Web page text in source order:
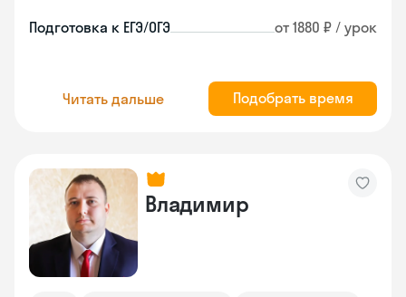
Подготовка к ЕГЭ/ОГЭ от 1880 ₽ / урок
Читать дальше Подобрать время
Владимир